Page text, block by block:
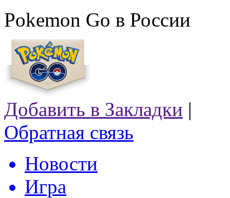
Pokemon Go в России
Добавить в Закладки |
Обратная связь
Новости
Игра